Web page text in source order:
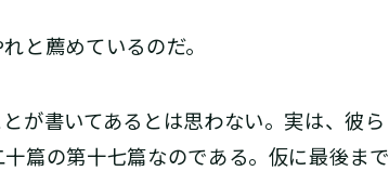
と薦めているのだ。
が書いてあるとは思わない。実は、彼ら
篇の第十七篇なのである。仮に最後まで